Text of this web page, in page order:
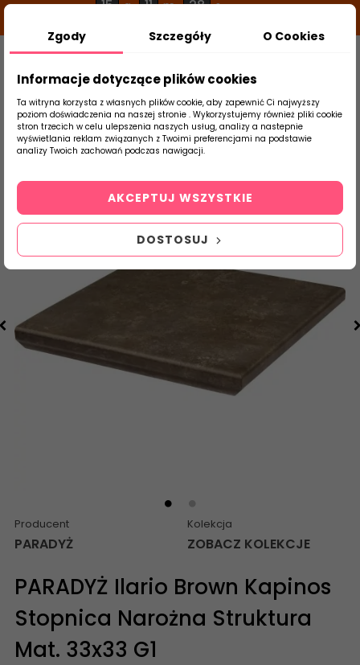
15 g 11 m 27 s
Szukaj
produktu
Strona Główna Klinkier Paradyż
Producent
PARADYŻ
Kolekcja
ZOBACZ KOLEKCJE
PARADYŻ Ilario Brown Kapinos
Stopnica Narożna Struktura
Mat. 33x33 G1
Zgody Szczegóły O Cookies
Informacje dotyczące plików cookies
Ta witryna korzysta z własnych plików cookie, aby zapewnić Ci najwyższy
poziom doświadczenia na naszej stronie . Wykorzystujemy również pliki cookie
stron trzecich w celu ulepszenia naszych usług, analizy a nastepnie
wyświetlania reklam związanych z Twoimi preferencjami na podstawie
analizy Twoich zachowań podczas nawigacji.
DOSTOSUJ
AKCEPTUJ WSZYSTKIE